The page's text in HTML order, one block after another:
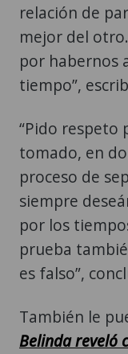
relación de
mejor del
por habernos
tiempo”,
“Pido respeto
tomado, en
proceso de
siempre
por los
prueba
es falso”,
También le
Belinda reveló